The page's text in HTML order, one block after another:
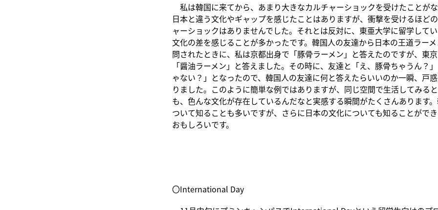
私は韓国に来てから、あまり大きなカルチャーショックを受けたことが
日本と違う文化やギャップを感じたことはありますが、衝撃を受けるほど
ャーショックはありませんでした。それとは反対に、東亜大学に留学して
文化の差を感じることが多かったです。韓国人の友達から日本の王道ラー
問されたときに、私は京都出身で「豚骨ラーメン」と答えたのですが、東
「醤油ラーメン」と答えました。その時に、友達と「え、豚骨ちゃうん？
ゃない？」となったので、韓国人の友達に何と答えたらいいのか一瞬、戸
りました。このように簡単な例ではありますが、同じ空間で生活してみる
も、色んな文化が存在しているんだなと実感する瞬間がたくさんあります
ついて知ることも多いですが、さらに日本の文化についても知ることがで
おもしろいです。
〇International Day